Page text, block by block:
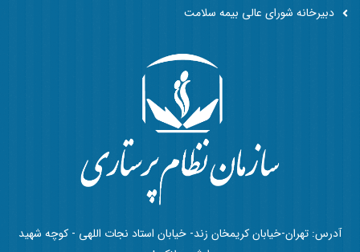
آدرس: تهران-خیابان کریمخان زند- خیابان استاد نجات اللهی - کوچه شهید
دبیرخانه شورای عالی بیمه سلامت